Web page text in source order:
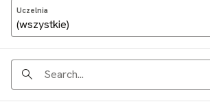
Uczelnia
Search